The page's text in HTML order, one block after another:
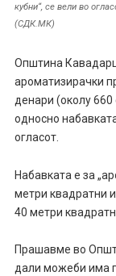
кубни“, се вели во
(СДК.МК)
Општина
ароматизирачки
денари (околу
односно
огласот.
Набавката е за
метри квадратни
40 метри
Прашавме во
дали можеби има